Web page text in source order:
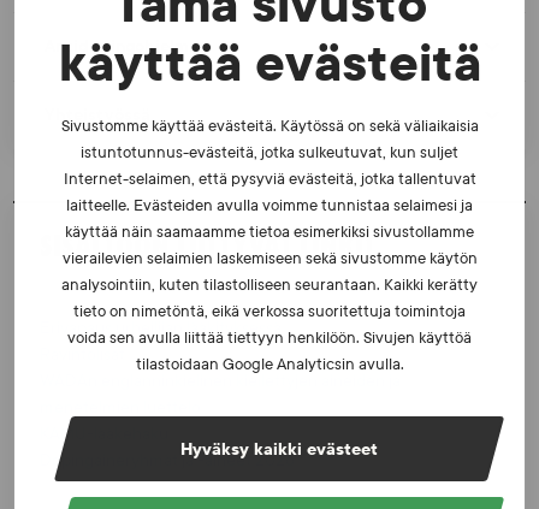
käyttää evästeitä
Sivustomme käyttää evästeitä. Käytössä on sekä väliaikaisia
istuntotunnus-evästeitä, jotka sulkeutuvat, kun suljet
Internet-selaimen, että pysyviä evästeitä, jotka tallentuvat
laitteelle. Evästeiden avulla voimme tunnistaa selaimesi ja
käyttää näin saamaamme tietoa esimerkiksi sivustollamme
vierailevien selaimien laskemiseen sekä sivustomme käytön
analysointiin, kuten tilastolliseen seurantaan. Kaikki kerätty
tieto on nimetöntä, eikä verkossa suoritettuja toimintoja
voida sen avulla liittää tiettyyn henkilöön. Sivujen käyttöä
tilastoidaan Google Analyticsin avulla.
Hyväksy kaikki evästeet
Antidopingohjelmat
Yhteistyössä
SISÄLTÖÖN LIITTYVÄT LINKIT
Erivapaus urheilijan lääkityksessä
KAMU-lääkehaku
Dopingaineryhmät ja -aineet 2026